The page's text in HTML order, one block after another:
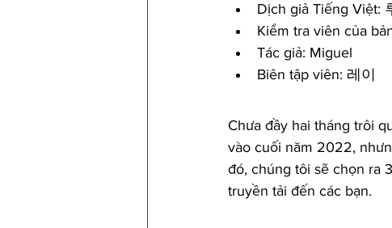
Dịch giả Tiếng Việt:
Kiểm tra viên của
Tác giả: Miguel
Biên tập viên: 레이
Chưa đầy hai tháng trôi
vào cuối năm 2022,
đó, chúng tôi sẽ chọn ra
truyền tải đến các bạn.